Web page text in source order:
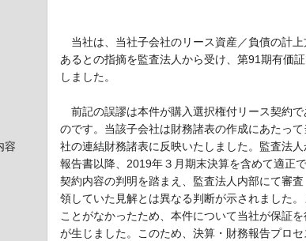
容
当社は、当社子会社のリース資産／負債の計
あるとの指摘を監査法人から受け、第91期有価
しました。
前記の誤謬は本件が購入選択権付リース契約
のです。当該子会社は財務諸表の作成にあたっ
社の連結財務諸表に反映いたしました。監査法
報告書以降、2019年３月期末決算を含めて適正
契約内容の判明を踏まえ、監査法人内部にて審
領していた見解とは異なる判断が示されました
ことがなかったため、本件について当社が保証
が生じました。このため、決算・財務報告プロ